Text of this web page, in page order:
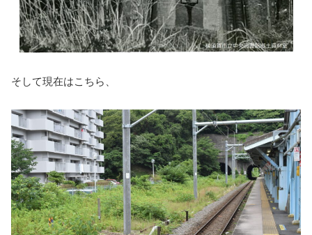
そして現在はこちら、